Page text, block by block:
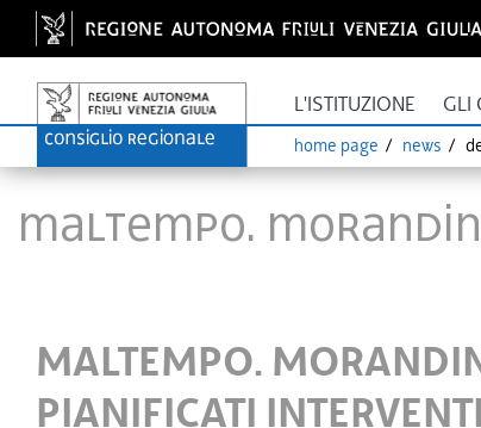
L'ISTITUZIONE GLI
home page news
MALTEMPO.
MALTEMPO.
PIANIFICATI INTERVENTI